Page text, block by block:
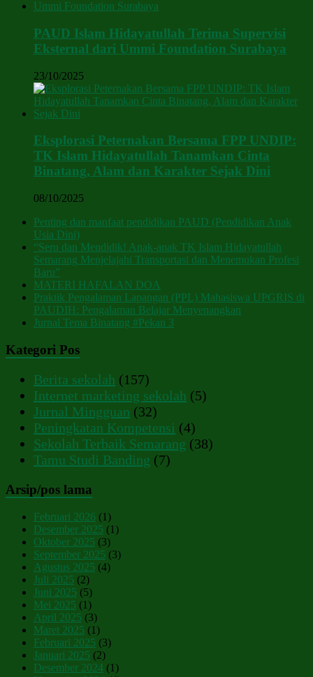
PAUD Islam Hidayatullah Terima Supervisi
Eksternal dari Ummi Foundation Surabaya
23/10/2025
Eksplorasi Peternakan Bersama FPP UNDIP:
TK Islam Hidayatullah Tanamkan Cinta
Binatang, Alam dan Karakter Sejak Dini
08/10/2025
Penting dan manfaat pendidikan PAUD (Pendidikan Anak
Usia Dini)
“Seru dan Mendidik! Anak-anak TK Islam Hidayatullah
Semarang Menjelajahi Transportasi dan Menemukan Profesi
Baru”
MATERI HAFALAN DOA
Praktik Pengalaman Lapangan (PPL) Mahasiswa UPGRIS di
PAUDIH: Pengalaman Belajar Menyenangkan
Jurnal Tema Binatang #Pekan 3
Kategori Pos
Berita sekolah (157)
Internet marketing sekolah (5)
Jurnal Mingguan (32)
Peningkatan Kompetensi (4)
Sekolah Terbaik Semarang (38)
Tamu Studi Banding (7)
Arsip/pos lama
Februari 2026 (1)
Desember 2025 (1)
Oktober 2025 (3)
September 2025 (3)
Agustus 2025 (4)
Juli 2025 (2)
Juni 2025 (5)
Mei 2025 (1)
April 2025 (3)
Maret 2025 (1)
Februari 2025 (3)
Januari 2025 (2)
Desember 2024 (1)